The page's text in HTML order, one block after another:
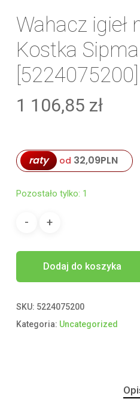
Wahacz igieł
Kostka Sipma
[5224075200]
1 106,85 zł
raty od 32,09PLN
Pozostało tylko: 1
Dodaj do koszyka
SKU: 5224075200
Kategoria: Uncategorized